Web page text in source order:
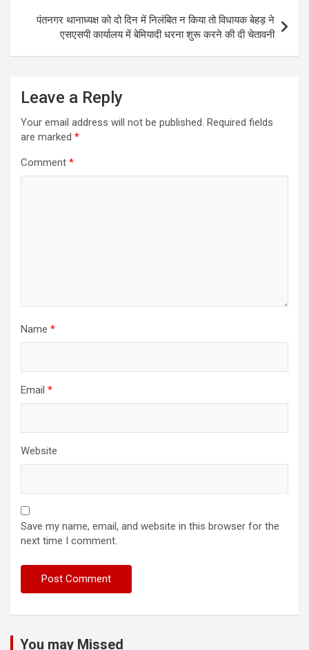
पंतनगर थानाध्यक्ष को दो दिन में निलंबित न किया तो विधायक बेहड़ ने
एसएसपी कार्यालय में बेमियादी धरना शुरू करने की दी चेतावनी
Leave a Reply
Your email address will not be published. Required fields
are marked *
Comment *
Name *
Email *
Website
Save my name, email, and website in this browser for the
next time I comment.
You may Missed